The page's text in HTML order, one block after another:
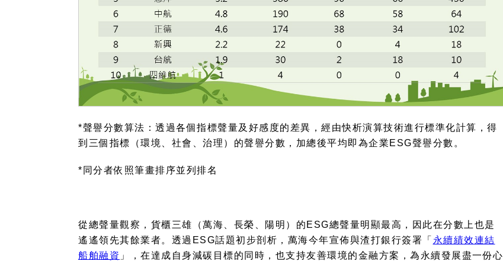
*聲譽分數算法：透過各個指標聲量及好感度的差異，經由快析演算技術進行標準化計算，得
到三個指標（環境、社會、治理）的聲譽分數，加總後平均即為企業 ESG聲譽分數。
* 同分者依照筆畫排序並列排名
從總聲量觀察，貨櫃三雄（萬海、長榮、陽明）的 ESG總聲量明顯最高，因此在分數上也是
遙遙領先其餘業者。透過 ESG話題初步剖析，萬海今年宣佈與渣打銀行簽署「 永續績效連結
船舶融資 」，在達成自身減碳目標的同時，也支持友善環境的金融方案，為永續發展盡一份心